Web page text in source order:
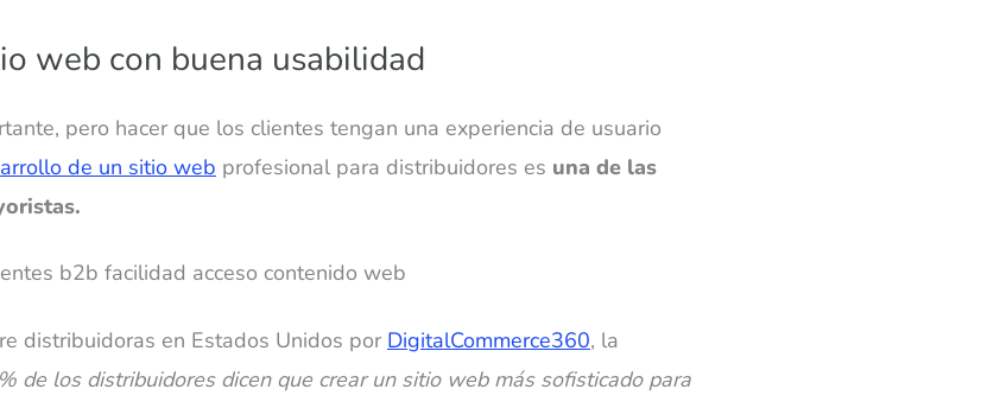
web con buena usabilidad
pero hacer que los clientes tengan una experiencia de usuario
de un sitio web profesional para distribuidores es una de las
distribuidoras en Estados Unidos por DigitalCommerce360, la
de los distribuidores dicen que crear un sitio web más sofisticado para